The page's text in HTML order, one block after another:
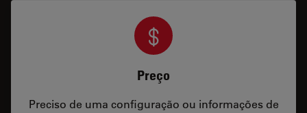
Preço
Preciso de uma configuração ou informações de